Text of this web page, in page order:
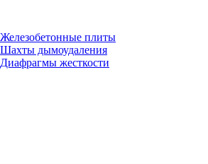
Железобетонные плиты
Шахты дымоудаления
Диафрагмы жесткости